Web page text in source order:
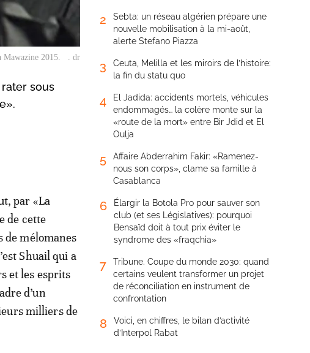
Mawazine 2015. . dr
sous
par «La
de cette
mélomanes
Shuail qui a
et les esprits
d’un
milliers de
2
Sebta: un réseau algérien prépare une
nouvelle mobilisation à la mi-août,
alerte Stefano Piazza
3
Ceuta, Melilla et les miroirs de l’histoire:
la fin du statu quo
4
El Jadida: accidents mortels, véhicules
endommagés… la colère monte sur la
«route de la mort» entre Bir Jdid et El
Oulja
5
Affaire Abderrahim Fakir: «Ramenez-
nous son corps», clame sa famille à
Casablanca
6
Élargir la Botola Pro pour sauver son
club (et ses Législatives): pourquoi
Bensaïd doit à tout prix éviter le
syndrome des «fraqchia»
7
Tribune. Coupe du monde 2030: quand
certains veulent transformer un projet
de réconciliation en instrument de
confrontation
8
Voici, en chiffres, le bilan d’activité
d’Interpol Rabat